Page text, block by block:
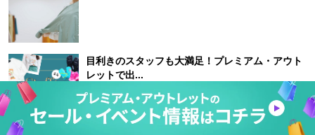
目利きのスタッフも大満足！プレミアム・アウト
レットで出...